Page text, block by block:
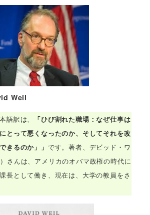
Weil
語訳は、
「ひび割れた職場：なぜ仕事は
とって悪くなったのか、そしてそれを改
きるのか」」 です。著者、デビッド・ワ
さんは、アメリカのオバマ政権の時代に
長として働き、現在は、大学の教員をさ